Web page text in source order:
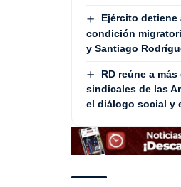
Ejército detiene
condición
y Santiago
RD reúne a
sindicales de las
el diálogo social y